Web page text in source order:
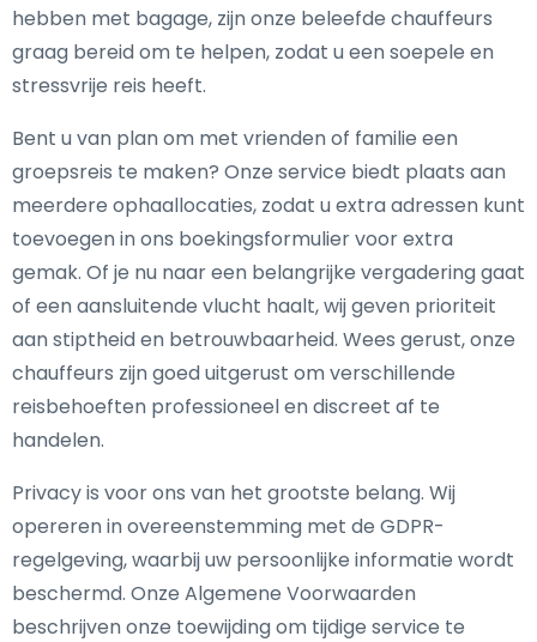
hebben met bagage, zijn onze beleefde chauffeurs
graag bereid om te helpen, zodat u een soepele en
stressvrije reis heeft.
Bent u van plan om met vrienden of familie een
groepsreis te maken? Onze service biedt plaats aan
meerdere ophaallocaties, zodat u extra adressen kunt
toevoegen in ons boekingsformulier voor extra
gemak. Of je nu naar een belangrijke vergadering gaat
of een aansluitende vlucht haalt, wij geven prioriteit
aan stiptheid en betrouwbaarheid. Wees gerust, onze
chauffeurs zijn goed uitgerust om verschillende
reisbehoeften professioneel en discreet af te
handelen.
Privacy is voor ons van het grootste belang. Wij
opereren in overeenstemming met de GDPR-
regelgeving, waarbij uw persoonlijke informatie wordt
beschermd. Onze Algemene Voorwaarden
beschrijven onze toewijding om tijdige service te